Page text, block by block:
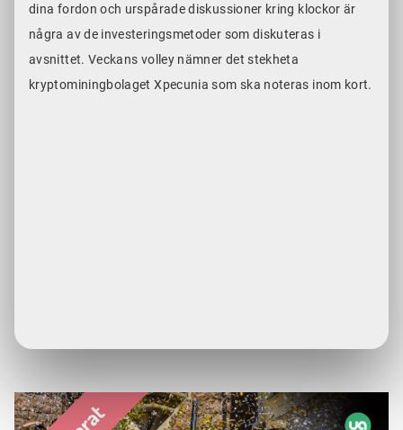
dina fordon och urspårade diskussioner kring klockor är
några av de investeringsmetoder som diskuteras i
avsnittet. Veckans volley nämner det stekheta
kryptominingbolaget Xpecunia som ska noteras inom kort.